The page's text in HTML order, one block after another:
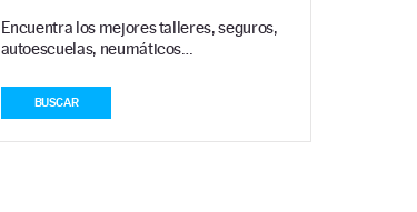
Encuentra los mejores talleres, seguros,
autoescuelas, neumáticos…
BUSCAR